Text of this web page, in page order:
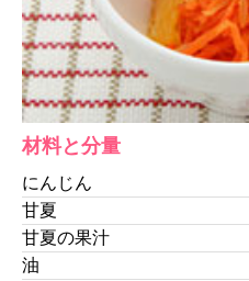
材料と分量
にんじん
甘夏
甘夏の果汁
油